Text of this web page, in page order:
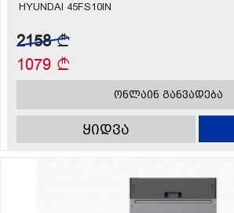
HYUNDAI 45FS10IN
2158
1079
ონლაინ განვადება
ყიდვა